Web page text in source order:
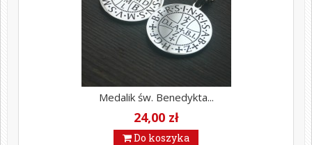
Medalik św. Benedykta...
24,00 zł
Do koszyka